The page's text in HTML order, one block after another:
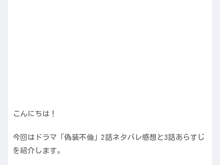
こんにちは！
今回はドラマ「偽装不倫」2話ネタバレ感想と3話あらすじ
を紹介します。